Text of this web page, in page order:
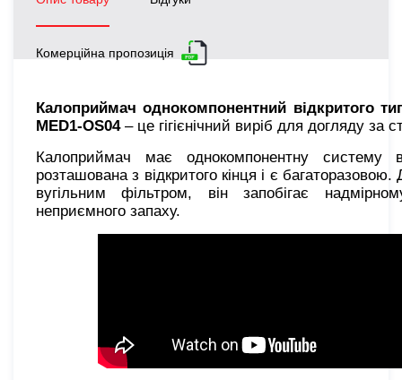
Комерційна пропозиція
Калоприймач однокомпонентний відкритого
MED1-OS04– це гігієнічний виріб для догляду за
Калоприймач має однокомпонентну систему
розташована з відкритого кінця і є
вугільним фільтром, він запобігає
неприємного запаху.